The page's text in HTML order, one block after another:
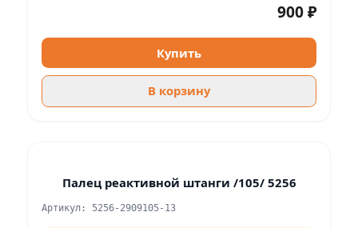
900 ₽
Купить
В корзину
Палец реактивной штанги /105/ 5256
Артикул: 5256-2909105-13